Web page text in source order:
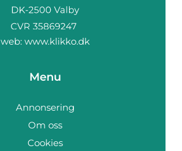
web: www.klikko.dk
Menu
Annonsering
Om oss
Cookies